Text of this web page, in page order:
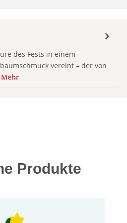
des Fests in einem
vereint – der von
Mehr
Produkte